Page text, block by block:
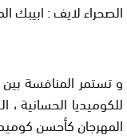
الصحراء لايف : ابيبك
و تستمر المنافسة
المهرجان كأحسن